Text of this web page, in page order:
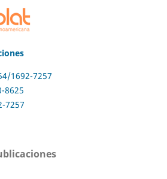
1692-7257
8625
7257